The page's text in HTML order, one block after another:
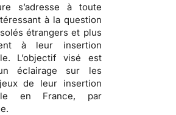
s’adresse à toute
à la question
étrangers et plus
à leur insertion
L’objectif visé est
éclairage sur les
de leur insertion
en France, par